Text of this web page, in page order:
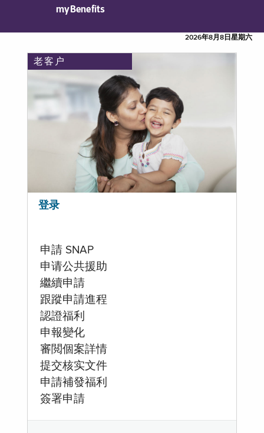
myBenefits
2026年8月8日星期六
老客户
登录
申請 SNAP
申请公共援助
繼續申請
跟蹤申請進程
認證福利
申報變化
審閲個案詳情
提交核实文件
申請補發福利
簽署申請